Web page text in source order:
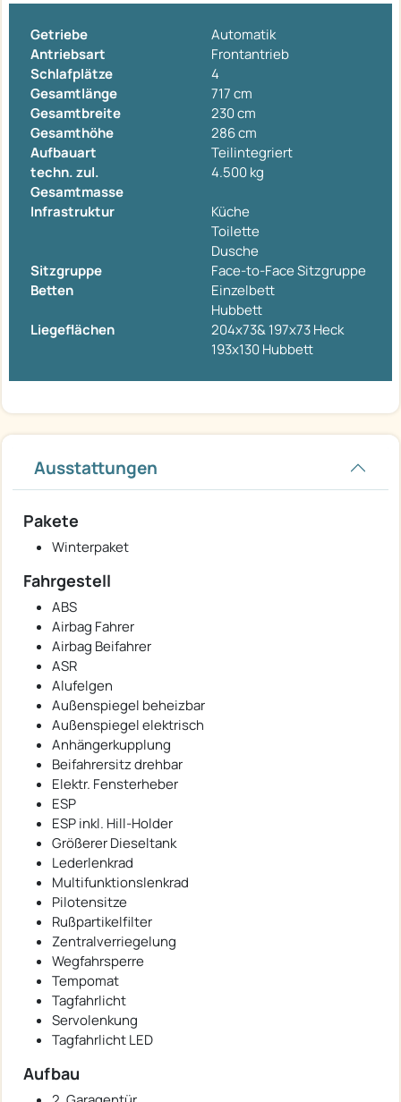
Getriebe
Automatik
Antriebsart
Frontantrieb
Schlafplätze
4
Gesamtlänge
717 cm
Gesamtbreite
230 cm
Gesamthöhe
286 cm
Aufbauart
Teilintegriert
techn. zul.
Gesamtmasse
4.500 kg
Infrastruktur
Küche
Toilette
Dusche
Sitzgruppe
Face-to-Face Sitzgruppe
Betten
Einzelbett
Hubbett
Liegeflächen
204x73& 197x73 Heck
193x130 Hubbett
Ausstattungen
Pakete
Winterpaket
Fahrgestell
ABS
Airbag Fahrer
Airbag Beifahrer
ASR
Alufelgen
Außenspiegel beheizbar
Außenspiegel elektrisch
Anhängerkupplung
Beifahrersitz drehbar
Elektr. Fensterheber
ESP
ESP inkl. Hill-Holder
Größerer Dieseltank
Lederlenkrad
Multifunktionslenkrad
Pilotensitze
Rußpartikelfilter
Zentralverriegelung
Wegfahrsperre
Tempomat
Tagfahrlicht
Servolenkung
Tagfahrlicht LED
Aufbau